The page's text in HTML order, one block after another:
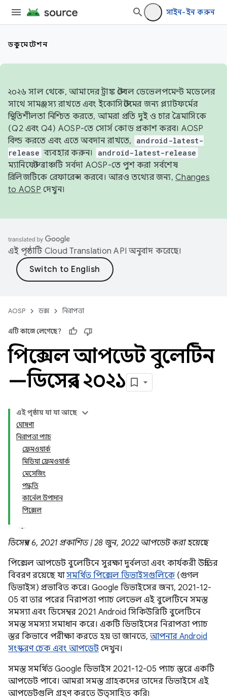
সাইন-ইন করুন
ডকুমেন্টেশন
২০২৬ সাল থেকে, আমাদের ট্রাঙ্ক স্টেবল ডেভেলপমেন্ট মডেলের
সাথে সামঞ্জস্য রাখতে এবং ইকোসিস্টেমের জন্য প্ল্যাটফর্মের
স্থিতিশীলতা নিশ্চিত করতে, আমরা প্রতি দুই ও চার ত্রৈমাসিকে
(Q2 এবং Q4) AOSP-তে সোর্স কোড প্রকাশ করব। AOSP
বিল্ড করতে এবং এতে অবদান রাখতে,
android-latest-
release ব্যবহার করুন। android-latest-release
ম্যানিফেস্ট ব্রাঞ্চটি সর্বদা AOSP-তে পুশ করা সর্বশেষ
রিলিজটিকে রেফারেন্স করবে। আরও তথ্যের জন্য, Changes
to AOSP দেখুন।
এই পৃষ্ঠাটি Cloud Translation API অনুবাদ করেছে।
AOSP ডক্স নিরাপত্তা
এটি কাজে লেগেছে?
পিক্সেল আপডেট বুলেটিন
—ডিসেম্বর ২০২১
এই পৃষ্ঠায় যা যা আছে
ঘোষণা
নিরাপত্তা প্যাচ
ফ্রেমওয়ার্ক
মিডিয়া ফ্রেমওয়ার্ক
মেসেজিং
পদ্ধতি
কার্নেল উপাদান
পিক্সেল
ডিসেম্বর 6, 2021 প্রকাশিত | 28 জুন, 2022 আপডেট করা হয়েছে
পিক্সেল আপডেট বুলেটিনে সুরক্ষা দুর্বলতা এবং কার্যকরী উন্নতির
বিবরণ রয়েছে যাসমর্থিত পিক্সেল ডিভাইসগুলিকে (গুগল
ডিভাইস) প্রভাবিত করে। Google ডিভাইসের জন্য, 2021-12-
05 বা তার পরের নিরাপত্তা প্যাচ লেভেল এই বুলেটিনে সমস্ত
সমস্যা এবং ডিসেম্বর 2021 Android সিকিউরিটি বুলেটিনে
সমস্ত সমস্যা সমাধান করে। একটি ডিভাইসের নিরাপত্তা প্যাচ
স্তর কিভাবে পরীক্ষা করতে হয় তা জানতে, আপনার Android
সংস্করণ চেক এবং আপডেট দেখুন।
সমস্ত সমর্থিত Google ডিভাইস 2021-12-05 প্যাচ স্তরে একটি
আপডেট পাবে। আমরা সমস্ত গ্রাহকদের তাদের ডিভাইসে এই
আপডেটগুলি গ্রহণ করতে উত্সাহিত করি৷